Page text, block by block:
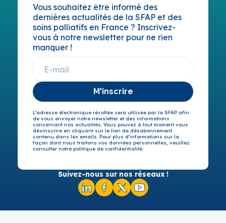
Vous souhaitez être informé des
dernières actualités de la SFAP et des
soins palliatifs en France ? Inscrivez-
vous à notre newsletter pour ne rien
manquer !
M'inscrire
L’adresse électronique récoltée sera utilisée par la SFAP afin
de vous envoyer notre newsletter et des informations
concernant nos actualités. Vous pouvez à tout moment vous
désinscrire en cliquant sur le lien de désabonnement
contenu dans les emails. Pour plus d’informations sur la
façon dont nous traitons vos données personnelles, veuillez
consulter notre politique de confidentialité.
Suivez-nous sur nos réseaux !